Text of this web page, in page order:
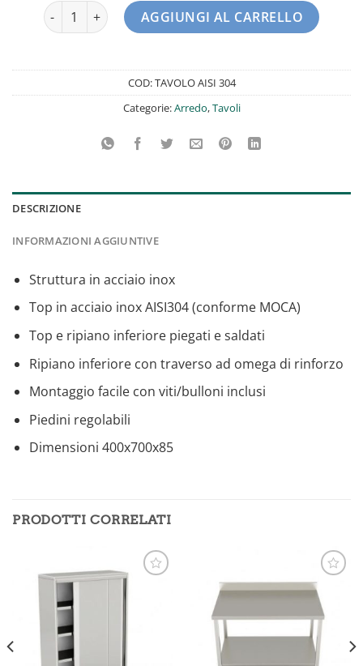
Tavolo da lavoro senza alzatina in acciaio inox AISI 304
AGGIUNGI AL CARRELLO
COD:TAVOLO AISI 304
Categorie:Arredo,Tavoli
DESCRIZIONE
INFORMAZIONI AGGIUNTIVE
Struttura in acciaio inox
Top in acciaio inox AISI304 (conforme MOCA)
Top e ripiano inferiore piegati e saldati
Ripiano inferiore con traverso ad omega di rinforzo
Montaggio facile con viti/bulloni inclusi
Piedini regolabili
Dimensioni 400x700x85
PRODOTTI CORRELATI
Aggiungi
alla lista
dei
desideri